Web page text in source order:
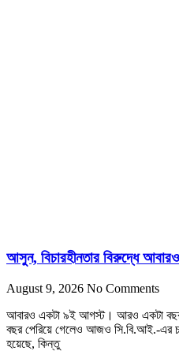
আসুন, বিচারহীনতার বিরুদ্ধে
August 9, 2026 No Comments
আবারও একটা ৯ই আগস্ট। আরও একটা
বছর পেরিয়ে গেলেও আজও সি.বি.আই.-এর
হয়েছে, কিন্তু